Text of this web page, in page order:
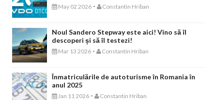
May 02 2026 - Constantin Hriban
Noul Sandero Stepway este aici! Vino să îl
descoperi și să îl testezi!
Mar 13 2026 - Constantin Hriban
Înmatriculările de autoturisme în Romania în
anul 2025
Jan 11 2026 - Constantin Hriban